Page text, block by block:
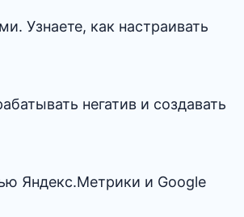
Узнаете, как настраивать
негатив и создавать
Яндекс.Метрики и Google